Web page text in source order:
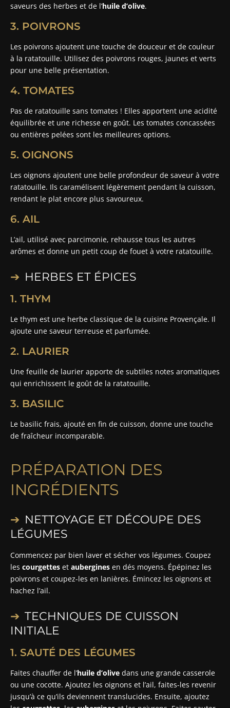
saveurs des herbes et de l’huile d’olive.
3. POIVRONS
Les poivrons ajoutent une touche de douceur et de couleur
à la ratatouille. Utilisez des poivrons rouges, jaunes et verts
pour une belle présentation.
4. TOMATES
Pas de ratatouille sans tomates ! Elles apportent une acidité
équilibrée et une richesse en goût. Les tomates concassées
ou entières pelées sont les meilleures options.
5. OIGNONS
Les oignons ajoutent une belle profondeur de saveur à votre
ratatouille. Ils caramélisent légèrement pendant la cuisson,
rendant le plat encore plus savoureux.
6. AIL
L’ail, utilisé avec parcimonie, rehausse tous les autres
arômes et donne un petit coup de fouet à votre ratatouille.
HERBES ET ÉPICES
1. THYM
Le thym est une herbe classique de la cuisine Provençale. Il
ajoute une saveur terreuse et parfumée.
2. LAURIER
Une feuille de laurier apporte de subtiles notes aromatiques
qui enrichissent le goût de la ratatouille.
3. BASILIC
Le basilic frais, ajouté en fin de cuisson, donne une touche
de fraîcheur incomparable.
PRÉPARATION DES
INGRÉDIENTS
NETTOYAGE ET DÉCOUPE DES
LÉGUMES
Commencez par bien laver et sécher vos légumes. Coupez
les courgettes et aubergines en dés moyens. Épépinez les
poivrons et coupez-les en lanières. Émincez les oignons et
hachez l’ail.
TECHNIQUES DE CUISSON
INITIALE
1. SAUTÉ DES LÉGUMES
Faites chauffer de l’huile d’olive dans une grande casserole
ou une cocotte. Ajoutez les oignons et l’ail, faites-les revenir
jusqu’à ce qu’ils deviennent translucides. Ensuite, ajoutez